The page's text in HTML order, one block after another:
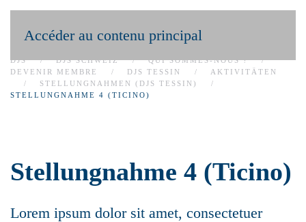
Accéder au contenu principal
DJS DJS SCHWEIZ
QUI SOMMES-NOUS ?
DEVENIR MEMBRE
DJS TESSIN
AKTIVITÄTEN
STELLUNGNAHMEN (DJS TESSIN)
STELLUNGNAHME 4 (TICINO)
Stellungnahme 4 (Ticino)
Lorem ipsum dolor sit amet, consectetuer